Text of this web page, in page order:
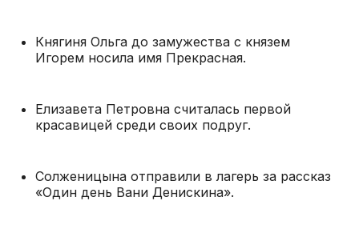
Княгиня Ольга до замужества с князем
Игорем носила имя Прекрасная.
Елизавета Петровна считалась первой
красавицей среди своих подруг.
Солженицына отправили в лагерь за рассказ
«Один день Вани Денискина».